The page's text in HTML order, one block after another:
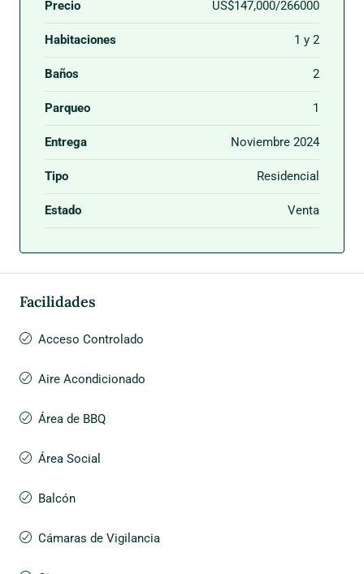
Precio US$147,000/266000
Habitaciones 1 y 2
Baños 2
Parqueo 1
Entrega Noviembre 2024
Tipo Residencial
Estado Venta
Facilidades
Acceso Controlado
Aire Acondicionado
Área de BBQ
Área Social
Balcón
Cámaras de Vigilancia